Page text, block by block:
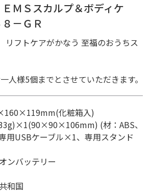
ＥＭＳスカルプ＆ボディケ
－ＧＲ
リフトケアがかなう 至福のおうちス
人様5個までとさせていただきます。
化粧箱入)
(材：ABS、
用USBケーブル×1、専用スタンド
ンバッテリー
和国